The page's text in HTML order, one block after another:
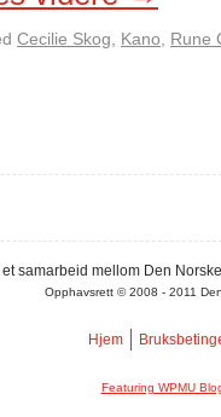
Cecilie Skog Kano
Rune
et samarbeid mellom Den
Opphavsrett © 2008 - 2011
Hjem
Featuring WPMU